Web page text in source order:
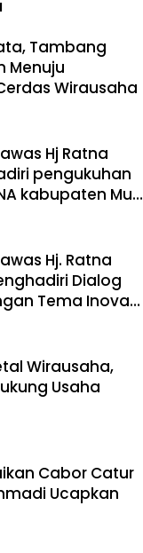
Tambang
Menuju
Wirausaha
Hj Ratna
pengukuhan
kabupaten Musi
2030
Hj. Ratna
Dialog
Tema Inovasi
Mendorong
Wirausaha,
Usaha
Cabor Catur
Ucapkan